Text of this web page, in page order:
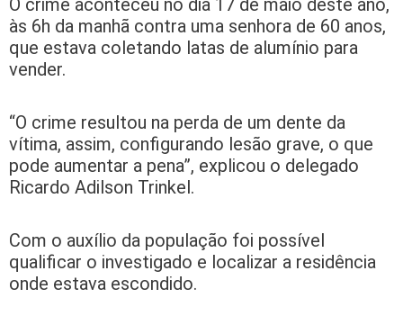
O crime aconteceu no dia 17 de maio deste ano,
às 6h da manhã contra uma senhora de 60 anos,
que estava coletando latas de alumínio para
vender.
“O crime resultou na perda de um dente da
vítima, assim, configurando lesão grave, o que
pode aumentar a pena”, explicou o delegado
Ricardo Adilson Trinkel.
Com o auxílio da população foi possível
qualificar o investigado e localizar a residência
onde estava escondido.